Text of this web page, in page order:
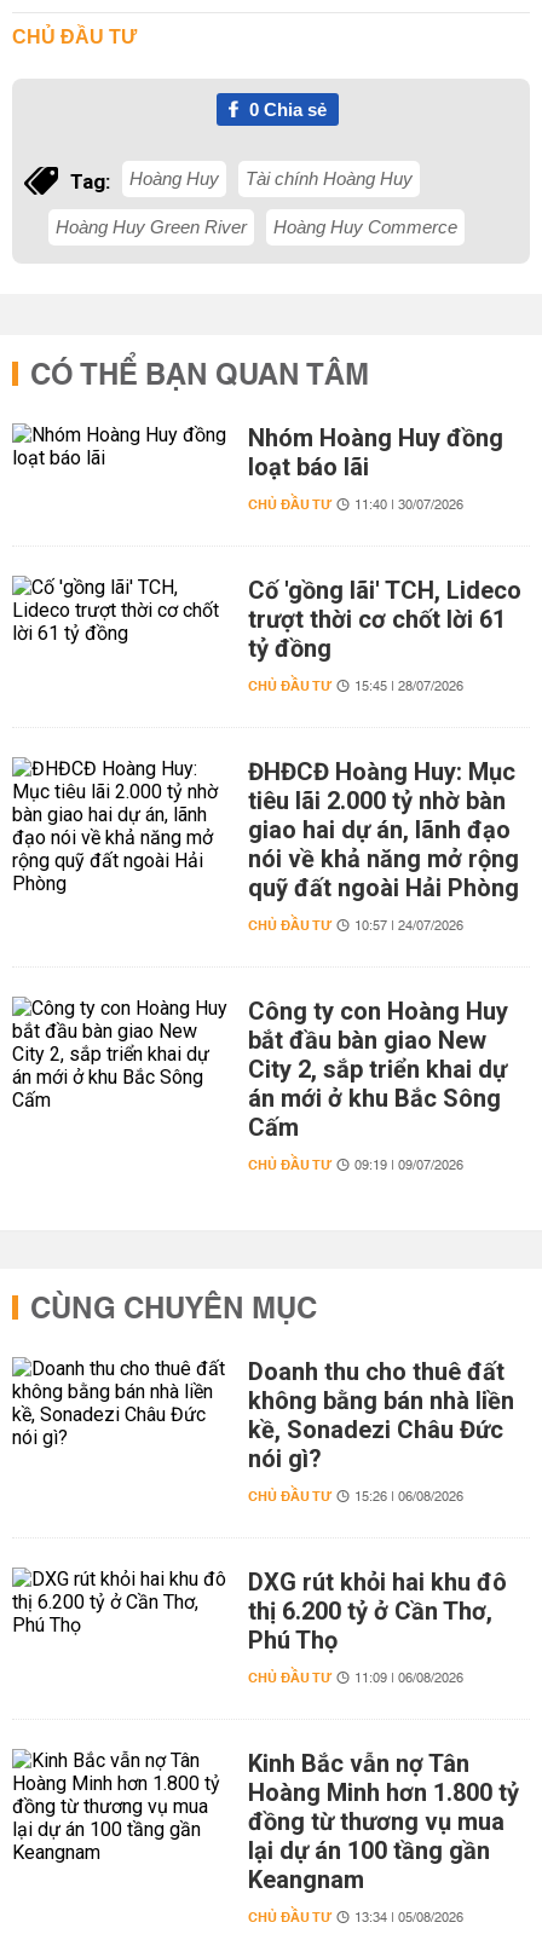
CHỦ ĐẦU TƯ
0Chia sẻ
Tag: Hoàng Huy Tài chính Hoàng Huy
Hoàng Huy Green River Hoàng Huy Commerce
CÓ THỂ BẠN QUAN TÂM
Nhóm Hoàng Huy đồng
loạt báo lãi
CHỦ ĐẦU TƯ 11:40 | 30/07/2026
Cố 'gồng lãi' TCH, Lideco
trượt thời cơ chốt lời 61
tỷ đồng
CHỦ ĐẦU TƯ 15:45 | 28/07/2026
ĐHĐCĐ Hoàng Huy: Mục
tiêu lãi 2.000 tỷ nhờ bàn
giao hai dự án, lãnh đạo
nói về khả năng mở rộng
quỹ đất ngoài Hải Phòng
CHỦ ĐẦU TƯ 10:57 | 24/07/2026
Công ty con Hoàng Huy
bắt đầu bàn giao New
City 2, sắp triển khai dự
án mới ở khu Bắc Sông
Cấm
CHỦ ĐẦU TƯ 09:19 | 09/07/2026
CÙNG CHUYÊN MỤC
Doanh thu cho thuê đất
không bằng bán nhà liền
kề, Sonadezi Châu Đức
nói gì?
CHỦ ĐẦU TƯ 15:26 | 06/08/2026
DXG rút khỏi hai khu đô
thị 6.200 tỷ ở Cần Thơ,
Phú Thọ
CHỦ ĐẦU TƯ 11:09 | 06/08/2026
Kinh Bắc vẫn nợ Tân
Hoàng Minh hơn 1.800 tỷ
đồng từ thương vụ mua
lại dự án 100 tầng gần
Keangnam
CHỦ ĐẦU TƯ 13:34 | 05/08/2026